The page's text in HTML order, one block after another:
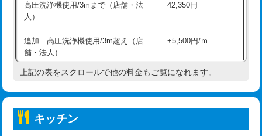
持込商品取付（混合水栓）
持込商品取付（浄水器・分岐水栓） 16,500円
持込商品取付（温水洗浄便座） 22,000円
持込商品取付（普通便座⇔温水洗浄便
22,000円
給水管工事※（ホール加工)
高圧洗浄機使用/3mまで（店舗・法
人）
42,350円
追加 高圧洗浄機使用/3m超え（店
舗・法人）
+5,500円/ｍ
高度高圧洗浄換 現地調査
トーラー機使用/3mまで
上記の表をスクロールで他の料金もご覧になれます。
キッチン